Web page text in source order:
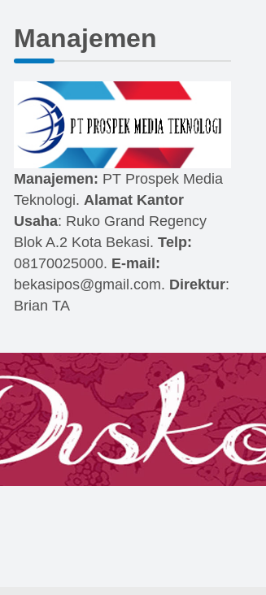
Manajemen
Manajemen: PT Prospek Media
Teknologi. Alamat Kantor
Usaha: Ruko Grand Regency
Blok A.2 Kota Bekasi. Telp:
08170025000. E-mail:
bekasipos@gmail.com. Direktur:
Brian TA